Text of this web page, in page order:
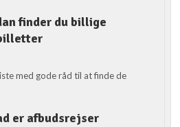
finder du billige
med gode råd til at finde de
er afbudsrejser